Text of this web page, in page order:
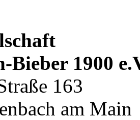
Bieber 1900
163
am Main